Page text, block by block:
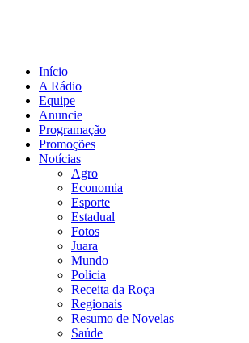
Início
A Rádio
Equipe
Anuncie
Programação
Promoções
Notícias
Agro
Economia
Esporte
Estadual
Fotos
Juara
Mundo
Policia
Receita da Roça
Regionais
Resumo de Novelas
Saúde